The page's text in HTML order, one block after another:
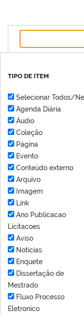
TIPO DE ITEM
Selecionar Todos/
Agenda Diária
Áudio
Coleção
Página
Evento
Conteúdo externo
Arquivo
Imagem
Link
Ano Publicacao
Licitacoes
Aviso
Notícias
Enquete
Dissertação de
Mestrado
Fluxo Processo
Eletronico